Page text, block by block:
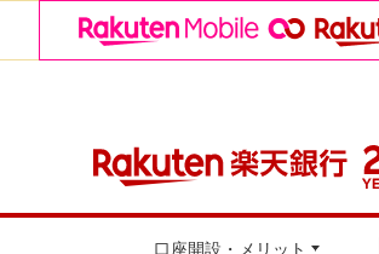
口座開設・メリット